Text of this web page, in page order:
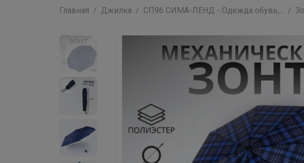
Главная Джилка СП96 СИМА-ЛЕНД - Одежда обувь,...